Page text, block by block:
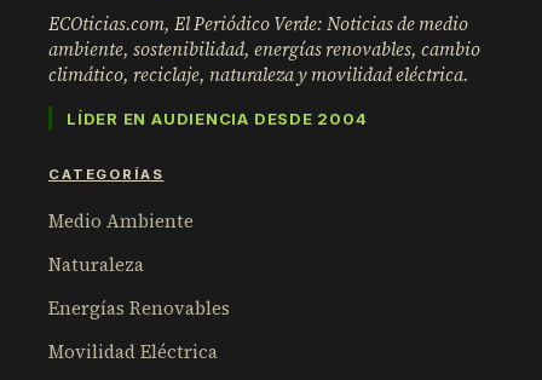
ECOticias.com, El Periódico Verde: Noticias de medio
ambiente, sostenibilidad, energías renovables, cambio
climático, reciclaje, naturaleza y movilidad eléctrica.
LÍDER EN AUDIENCIA DESDE 2004
CATEGORÍAS
Medio Ambiente
Naturaleza
Energías Renovables
Movilidad Eléctrica